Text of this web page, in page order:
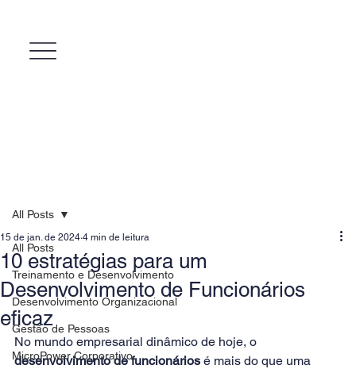
All Posts
Treinamento e Desenvolvimento
Desenvolvimento Organizacional
Gestão de Pessoas
MicroPower Corporativo
All Posts
10 estratégias para um
Desenvolvimento de Funcionários
eficaz
15 de jan. de 2024 4 min de leitura
No mundo empresarial dinâmico de hoje, o
desenvolvimento de funcionários é mais do que uma